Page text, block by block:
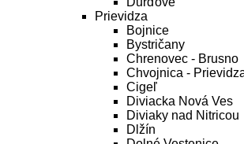
Prievidza
Bojnice
Bystričany
Chrenovec - Brusno
Chvojnica -
Cigeľ
Diviacka Nová Ves
Diviaky nad Nitricou
Dlžín